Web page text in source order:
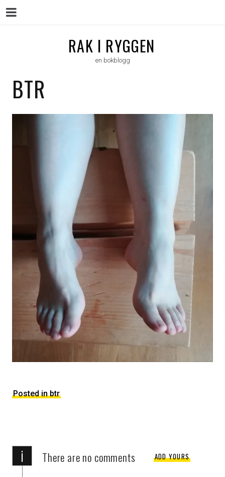
RAK I RYGGEN
en bokblogg
BTR
Posted in btr
i There are no comments ADD YOURS
Menu